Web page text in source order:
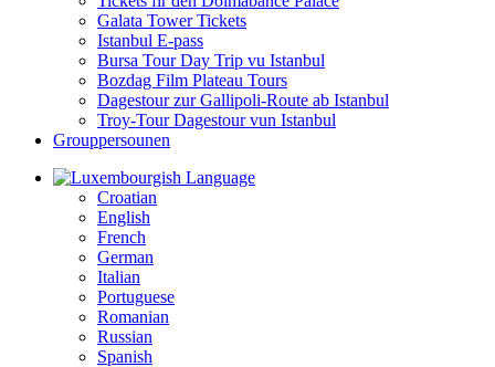
Galata Tower Tickets
Istanbul E-pass
Bursa Tour Day Trip vu Istanbul
Bozdag Film Plateau Tours
Dagestour zur Gallipoli-Route ab Istanbul
Troy-Tour Dagestour vun Istanbul
Grouppersounen
Language
Croatian
English
French
German
Italian
Portuguese
Romanian
Russian
Spanish